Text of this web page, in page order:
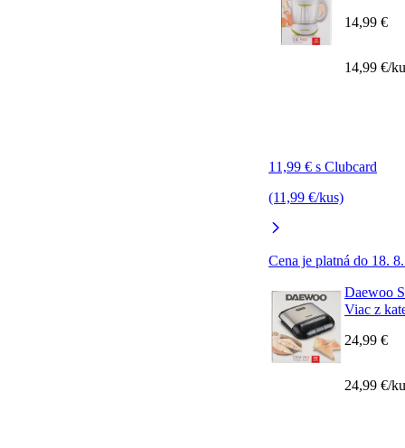
11,99 € s Clubcard
(11,99 €/kus)
Cena je platná do 18.
14,99 €
14,99 €/
Daewoo
Viac z
24,99 €
24,99 €/